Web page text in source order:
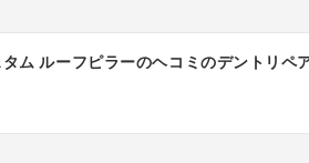
タム ルーフピラーのヘコミのデントリペ